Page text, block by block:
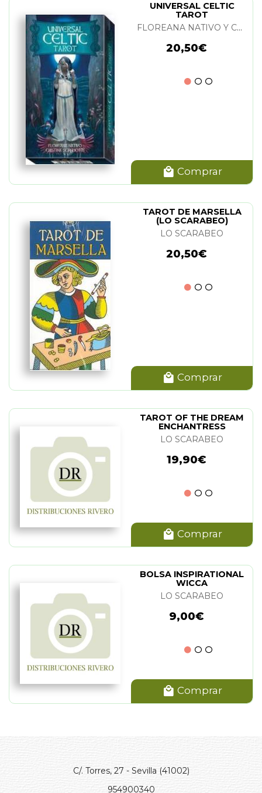
UNIVERSAL CELTIC
TAROT
FLOREANA NATIVO Y CRISTINA SCAGLIOTTI
20,50€
Comprar
TAROT DE MARSELLA
(LO SCARABEO)
LO SCARABEO
20,50€
Comprar
TAROT OF THE DREAM
ENCHANTRESS
LO SCARABEO
19,90€
Comprar
BOLSA INSPIRATIONAL
WICCA
LO SCARABEO
9,00€
Comprar
C/. Torres, 27 - Sevilla (41002)
954900340